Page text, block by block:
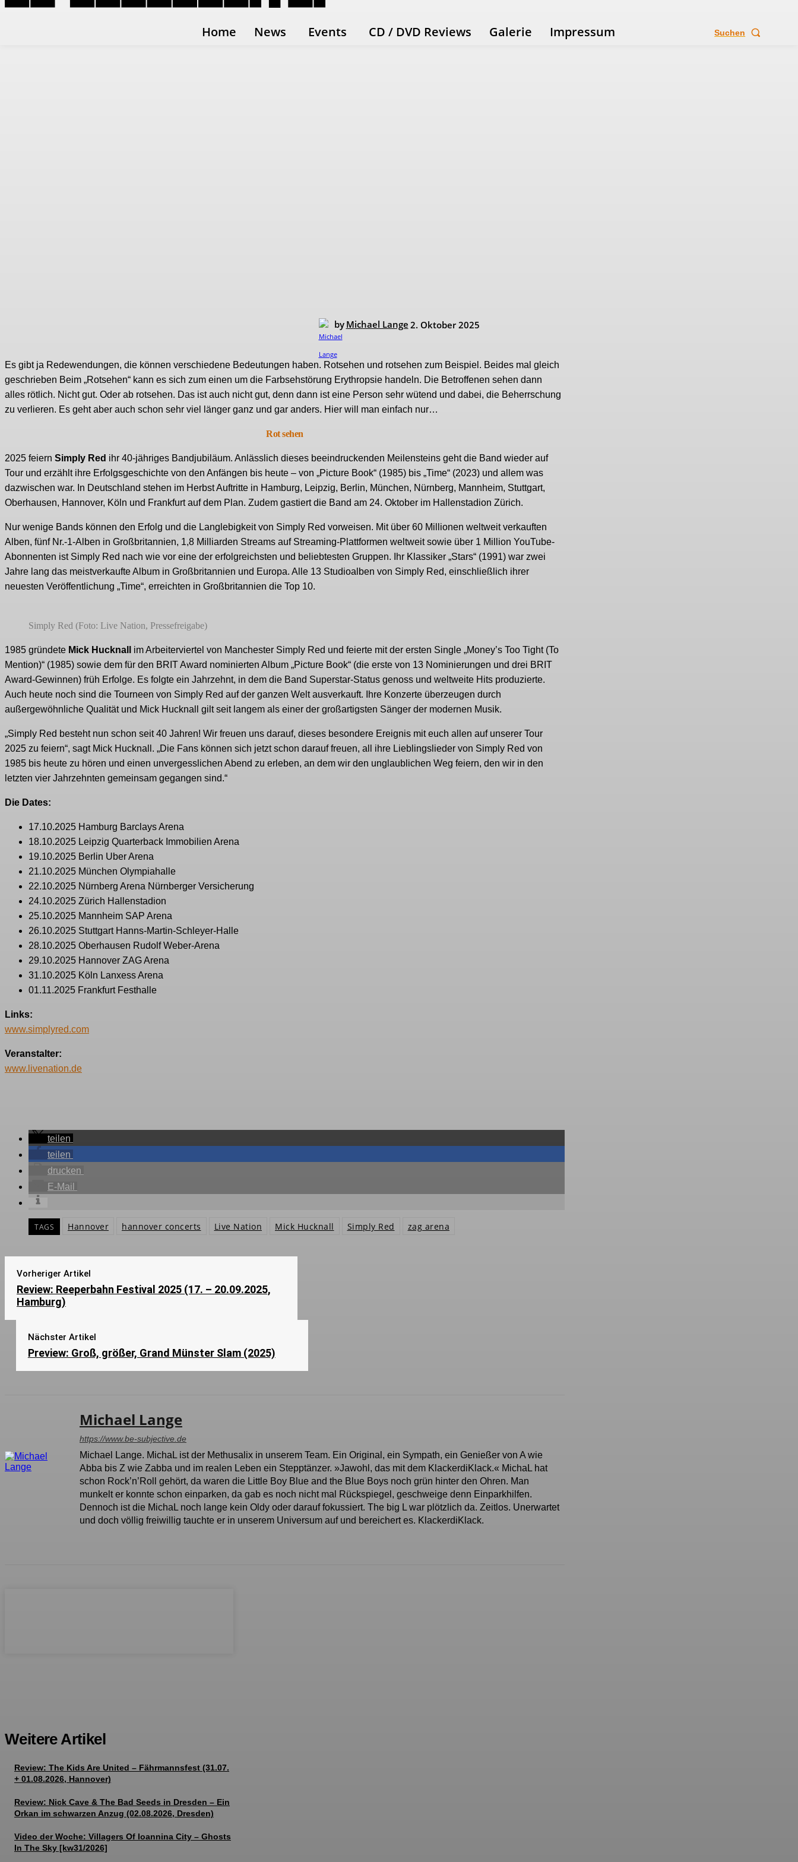
Home News Events CD / DVD Reviews Galerie Impressum Suchen
by Michael Lange 2. Oktober 2025
Es gibt ja Redewendungen, die können verschiedene Bedeutungen haben. Rotsehen und rotsehen zum Beispiel. Beides mal gleich
geschrieben Beim „Rotsehen“ kann es sich zum einen um die Farbsehstörung Erythropsie handeln. Die Betroffenen sehen dann
alles rötlich. Nicht gut. Oder ab rotsehen. Das ist auch nicht gut, denn dann ist eine Person sehr wütend und dabei, die Beherrschung
zu verlieren. Es geht aber auch schon sehr viel länger ganz und gar anders. Hier will man einfach nur…
Rot sehen
2025 feiern Simply Red ihr 40-jähriges Bandjubiläum. Anlässlich dieses beeindruckenden Meilensteins geht die Band wieder auf
Tour und erzählt ihre Erfolgsgeschichte von den Anfängen bis heute – von „Picture Book“ (1985) bis „Time“ (2023) und allem was
dazwischen war. In Deutschland stehen im Herbst Auftritte in Hamburg, Leipzig, Berlin, München, Nürnberg, Mannheim, Stuttgart,
Oberhausen, Hannover, Köln und Frankfurt auf dem Plan. Zudem gastiert die Band am 24. Oktober im Hallenstadion Zürich.
Nur wenige Bands können den Erfolg und die Langlebigkeit von Simply Red vorweisen. Mit über 60 Millionen weltweit verkauften
Alben, fünf Nr.-1-Alben in Großbritannien, 1,8 Milliarden Streams auf Streaming-Plattformen weltweit sowie über 1 Million YouTube-
Abonnenten ist Simply Red nach wie vor eine der erfolgreichsten und beliebtesten Gruppen. Ihr Klassiker „Stars“ (1991) war zwei
Jahre lang das meistverkaufte Album in Großbritannien und Europa. Alle 13 Studioalben von Simply Red, einschließlich ihrer
neuesten Veröffentlichung „Time“, erreichten in Großbritannien die Top 10.
Simply Red (Foto: Live Nation, Pressefreigabe)
1985 gründete Mick Hucknall
im Arbeiterviertel von Manchester Simply Red und feierte mit der ersten Single „Money’s Too Tight (To
Mention)“ (1985) sowie dem für den BRIT Award nominierten Album „Picture Book“ (die erste von 13 Nominierungen und drei BRIT
Award-Gewinnen) früh Erfolge. Es folgte ein Jahrzehnt, in dem die Band Superstar-Status genoss und weltweite Hits produzierte.
Auch heute noch sind die Tourneen von Simply Red auf der ganzen Welt ausverkauft. Ihre Konzerte überzeugen durch
außergewöhnliche Qualität und Mick Hucknall gilt seit langem als einer der großartigsten Sänger der modernen Musik.
„Simply Red besteht nun schon seit 40 Jahren! Wir freuen uns darauf, dieses besondere Ereignis mit euch allen auf unserer Tour
2025 zu feiern“, sagt Mick Hucknall. „Die Fans können sich jetzt schon darauf freuen, all ihre Lieblingslieder von Simply Red von
1985 bis heute zu hören und einen unvergesslichen Abend zu erleben, an dem wir den unglaublichen Weg feiern, den wir in den
letzten vier Jahrzehnten gemeinsam gegangen sind.“
Die Dates:
17.10.2025 Hamburg Barclays Arena
18.10.2025 Leipzig Quarterback Immobilien Arena
19.10.2025 Berlin Uber Arena
21.10.2025 München Olympiahalle
22.10.2025 Nürnberg Arena Nürnberger Versicherung
24.10.2025 Zürich Hallenstadion
25.10.2025 Mannheim SAP Arena
26.10.2025 Stuttgart Hanns-Martin-Schleyer-Halle
28.10.2025 Oberhausen Rudolf Weber-Arena
29.10.2025 Hannover ZAG Arena
31.10.2025 Köln Lanxess Arena
01.11.2025 Frankfurt Festhalle
Links:
www.simplyred.com
Veranstalter:
www.livenation.de
teilen
teilen
drucken
E-Mail
TAGS Hannover hannover concerts Live Nation Mick Hucknall Simply Red zag arena
Vorheriger Artikel
Review: Reeperbahn Festival 2025 (17. – 20.09.2025,
Hamburg)
Nächster Artikel
Preview: Groß, größer, Grand Münster Slam (2025)
Michael Lange
https://www.be-subjective.de
Michael Lange. MichaL ist der Methusalix in unserem Team. Ein Original, ein Sympath, ein Genießer von A wie
Abba bis Z wie Zabba und im realen Leben ein Stepptänzer. »Jawohl, das mit dem KlackerdiKlack.« MichaL hat
schon Rock’n’Roll gehört, da waren die Little Boy Blue and the Blue Boys noch grün hinter den Ohren. Man
munkelt er konnte schon einparken, da gab es noch nicht mal Rückspiegel, geschweige denn Einparkhilfen.
Dennoch ist die MichaL noch lange kein Oldy oder darauf fokussiert. The big L war plötzlich da. Zeitlos. Unerwartet
und doch völlig freiwillig tauchte er in unserem Universum auf und bereichert es. KlackerdiKlack.
Weitere Artikel
Review: The Kids Are United – Fährmannsfest (31.07.
+ 01.08.2026, Hannover)
Review: Nick Cave & The Bad Seeds in Dresden – Ein
Orkan im schwarzen Anzug (02.08.2026, Dresden)
Video der Woche: Villagers Of Ioannina City – Ghosts
In The Sky [kw31/2026]